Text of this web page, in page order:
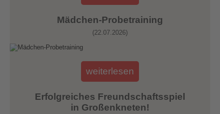
Mädchen-Probetraining
(22.07.2026)
weiterlesen
Erfolgreiches Freundschaftsspiel
in Großenkneten!